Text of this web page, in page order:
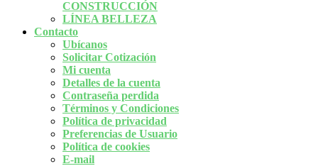
CONSTRUCCIÓN
LÍNEA BELLEZA
Contacto
Ubícanos
Solicitar Cotización
Mi cuenta
Detalles de la cuenta
Contraseña perdida
Términos y Condiciones
Política de privacidad
Preferencias de Usuario
Política de cookies
E-mail